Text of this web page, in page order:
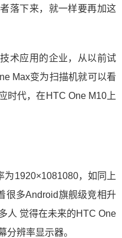
落下来，就一样要再加这
术应用的企业，从以前试
Max变为扫描机就可以看
时代，在HTC One M10上
为1920×1081080，如同上
很多Android旗舰级竞相升
人 觉得在未来的HTC One
分辨率显示器。